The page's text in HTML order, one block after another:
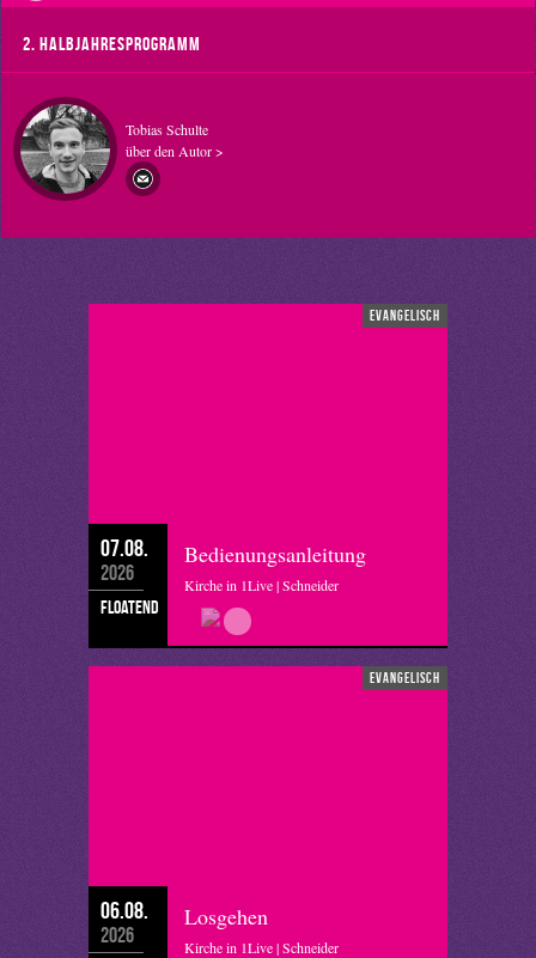
2. Halbjahresprogramm
Tobias Schulte
über den Autor >
evangelisch
07.08.
2026
floatend
Bedienungsanleitung
Kirche in 1Live | Schneider
evangelisch
06.08.
2026
Losgehen
Kirche in 1Live | Schneider